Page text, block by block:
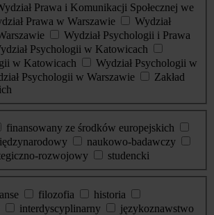
Prawa i Komunikacji Społecznej we
Prawa w Warszawie
Wydział
Wydział Psychologii i Prawa
Psychologii w Katowicach
w Katowicach
Wydział Psychologii w
Psychologii w Warszawie
Zakład
finansowany ze środków europejskich
naukowo-badawczy
rozwojowy
studencki
filozofia
historia
interdyscyplinarny
językoznawstwo